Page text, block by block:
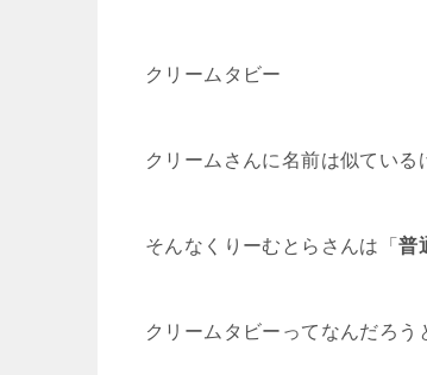
クリームタビー
クリームさんに名前は似ている
そんなくりーむとらさんは「普
クリームタビーってなんだろう